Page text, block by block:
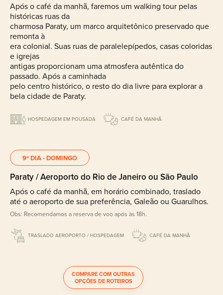
Após o café da manhã, faremos um walking tour pelas
históricas ruas da
charmosa Paraty, um marco arquitetônico preservado que
remonta à
era colonial. Suas ruas de paralelepípedos, casas coloridas
e igrejas
antigas proporcionam uma atmosfera autêntica do
passado. Após a caminhada
pelo centro histórico, o resto do dia livre para explorar a
bela cidade de Paraty.
HOSPEDAGEM EM POUSADA CAFÉ DA MANHÃ
9º DIA - DOMINGO
Paraty / Aeroporto do Rio de Janeiro ou São Paulo
Após o café da manhã, em horário combinado, traslado
até o aeroporto de sua preferência, Galeão ou Guarulhos.
Obs: Recomendamos a reserva de voo após às 18h.
TRASLADO AEROPORTO / HOSPEDAGEM CAFÉ DA MANHÃ
COMPARE COM OUTRAS
OPÇÕES DE ROTEIROS